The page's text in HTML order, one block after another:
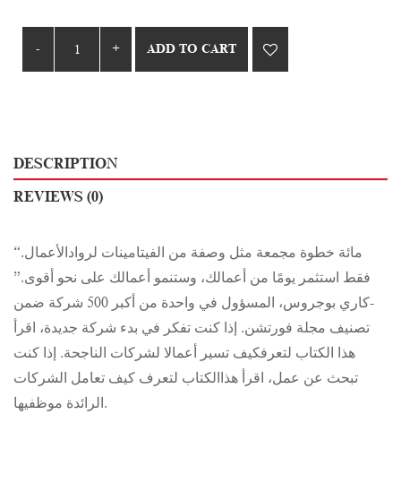
ADD TO CART
DESCRIPTION
REVIEWS (0)
“مائة خطوة مجمعة مثل وصفة من الفيتامينات لروادالأعمال.
فقط استثمر يومًا من أعمالك، وستنمو أعمالك على نحو أقوى.”
-كاري بوجروس، المسؤول في واحدة من أكبر 500 شركة ضمن
تصنيف مجلة فورتشن. إذا كنت تفكر في بدء شركة جديدة، اقرأ
هذا الكتاب لتعرفكيف تسير أعمالا لشركات الناجحة. إذا كنت
تبحث عن عمل، اقرأ هذاالكتاب لتعرف كيف تعامل الشركات
الرائدة موظفيها.